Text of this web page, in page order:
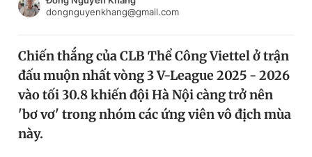
Tin thị trường
Video Magazine
Sản phẩm khác
Đăng xuất
dongnguyenkhang@gmail.com
Chiến thắng của CLB Thể Công Viettel ở trận
đấu muộn nhất vòng 3 V-League 2025 - 2026
vào tối 30.8 khiến đội Hà Nội càng trở nên
'bơ vơ' trong nhóm các ứng viên vô địch mùa
này.